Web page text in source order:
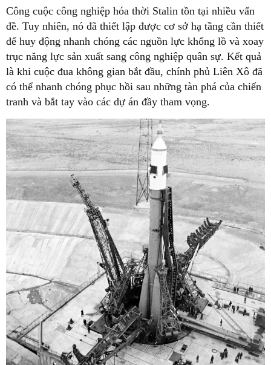
Công cuộc công nghiệp hóa thời Stalin tồn tại nhiều vấn
đề. Tuy nhiên, nó đã thiết lập được cơ sở hạ tầng cần thiết
để huy động nhanh chóng các nguồn lực khổng lồ và xoay
trục năng lực sản xuất sang công nghiệp quân sự. Kết quả
là khi cuộc đua không gian bắt đầu, chính phủ Liên Xô đã
có thể nhanh chóng phục hồi sau những tàn phá của chiến
tranh và bắt tay vào các dự án đầy tham vọng.